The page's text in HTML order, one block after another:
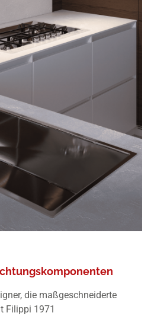
die maßgeschneiderte
Filippi 1971